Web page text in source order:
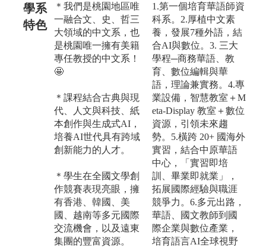
學系
特色
＊我們是桃園地區唯
一融合文、史、哲三
大領域的中文系，也
是桃園唯一擁有美籍
專任教授的中文系！
🤩
＊課程結合古典與現
代、人文與科技、紙
本創作與生成式AI，
培養AI世代具有跨域
創新能力的人才。
＊學生在全國文學創
作競賽表現亮眼，擁
有香港、韓國、美
國、越南等多元國際
交流機會，以及遠東
集團的豐富資源。
1.第一個培育華語師資
科系。2.厚植中文素
養，發展7種外語，結
合AI與數位。3. 三大
學程─商務華語、教
育、數位編輯與華
語，理論兼實務。4.專
業設備，智慧教室＋M
eta-Display 教室＋數位
資源，引領未來趨
勢。5.橫跨 20+ 國海外
實習，結合中原華語
中心，「實習即培
訓、畢業即就業」，
拓展國際經驗與職涯
競爭力。6.多元出路，
華語、國文教師到國
際企業與數位產業，
培育語言AI全球視野